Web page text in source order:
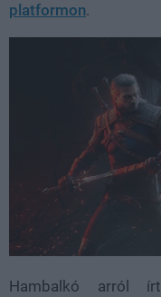
platformon.
Hambalkó arról